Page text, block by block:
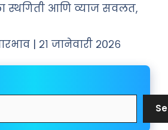
स्थगिती आणि व्याज सवलत,
| २१ जानेवारी २०२६